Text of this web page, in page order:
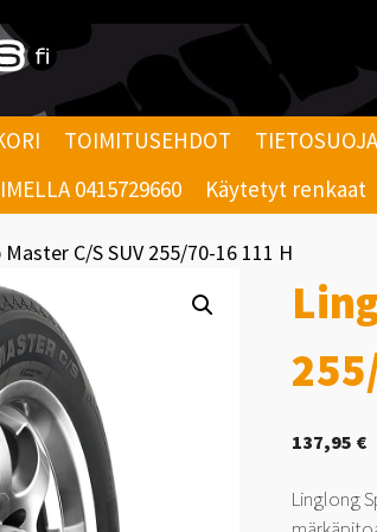
TOIMITUSEHDOT TIETOSUOJA
0415729660 Käytetyt renkaat
C/S SUV 255/70-16 111 H
137,95 €
Linglong